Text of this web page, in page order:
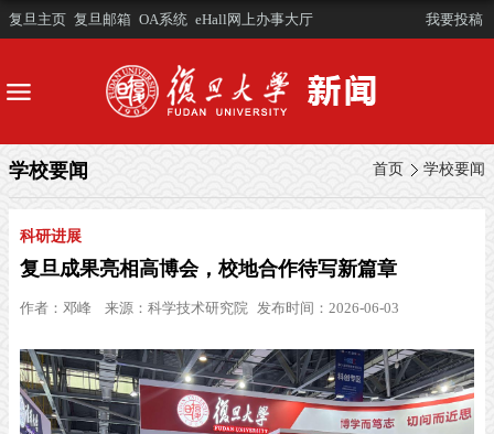
复旦主页 复旦邮箱 OA系统 eHall网上办事大厅 我要投稿
首页 学校要闻
学校要闻
科研进展
复旦成果亮相高博会，校地合作待写新篇章
作者： 邓峰 来源： 科学技术研究院 发布时间：2026-06-03